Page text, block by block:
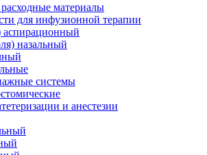
материалы
для инфузионной терапии
аспирационный
назальный
системы
и анестезии